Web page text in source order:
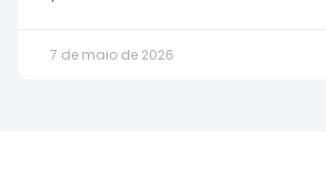
7 de maio de 2026